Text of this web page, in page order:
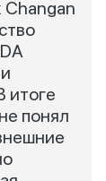
Changan
итоге
понял